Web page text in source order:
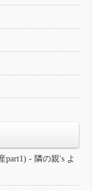
part1) - 隣の親's よ